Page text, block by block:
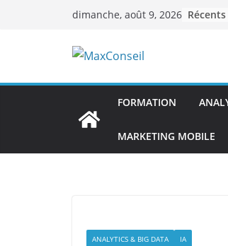
dimanche, août 9, 2026 Récents
FORMATION
MARKETING MOBILE
ANALYTICS & BIG DATA IA